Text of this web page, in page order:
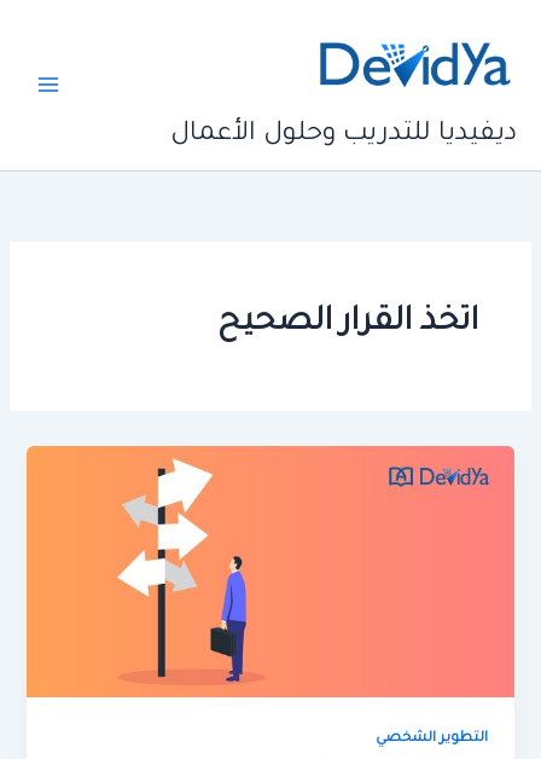
المحتوى
ديفيديا للتدريب وحلول الأعمال
اتخذ القرار الصحيح
التطوير الشخصي